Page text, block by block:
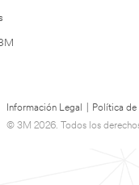
Información Legal Política
© 3M 2026. Todos los